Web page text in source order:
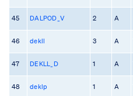
45 DALPOD_V 2 A
46 dekll 3 A
47 DEKLL_D 1 A
48 deklp 1 A